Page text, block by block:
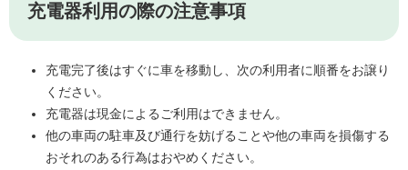
充電器利用の際の注意事項
充電完了後はすぐに車を移動し、次の利用者に順番をお譲り
ください。
充電器は現金によるご利用はできません。
他の車両の駐車及び通行を妨げることや他の車両を損傷する
おそれのある行為はおやめください。